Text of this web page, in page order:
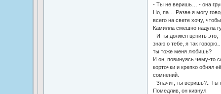
- Ты не веришь… - она
Но, па… Разве я могу
всего на свете хочу,
Камилла смешно надула
- И ты должен ценить это,
знаю о тебе, я так
ты тоже меня любишь?
И он, повинуясь чему-то
корточки и крепко обнял
сомнений.
- Значит, ты веришь?.. Ты
Помедлив, он кивнул.